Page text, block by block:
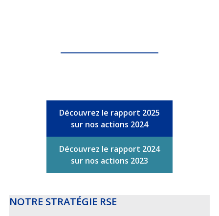
Découvrez le rapport 2025
sur nos actions 2024
Découvrez le rapport 2024
sur nos actions 2023
NOTRE STRATÉGIE RSE